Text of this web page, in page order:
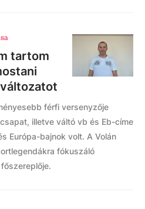
tartom
férfi versenyzője
illetve váltó vb és Eb-címe
Európa-bajnok volt. A Volán
fókuszáló